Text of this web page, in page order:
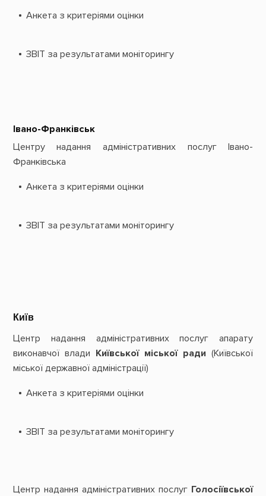
Анкета з критеріями оцінки
ЗВІТ за результатами моніторингу
Івано-Франківськ
Центру надання адміністративних послуг Івано-
Франківська
Анкета з критеріями оцінки
ЗВІТ за результатами моніторингу
Київ
Центр надання адміністративних послуг апарату
виконавчої влади Київської міської ради (Київської
міської державної адміністрації)
Анкета з критеріями оцінки
ЗВІТ за результатами моніторингу
Центр надання адміністративних послуг Голосіївської